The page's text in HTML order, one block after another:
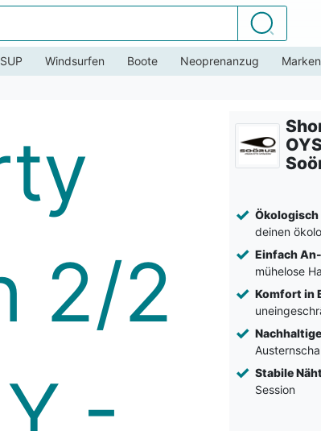
Suchen
SUP Windsurfen Boote Neoprenanzug Marken
Ökologisch
deinen
Einfach
mühelose
Komfort in
Stabile
Session